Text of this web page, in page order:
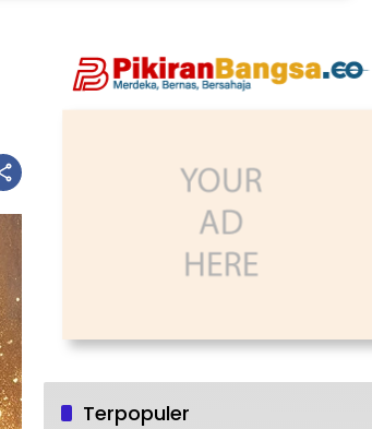
Terpopuler